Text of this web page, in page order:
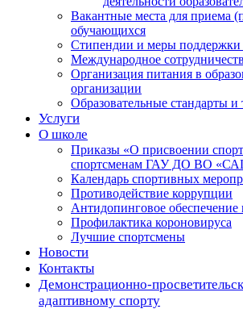
Вакантные места для приема
обучающихся
Стипендии и меры
Международное
Организация питания в
организации
Образовательные стандарты и
Услуги
О школе
Приказы «О присвоении
спортсменам ГАУ ДО ВО
Календарь спортивных
Противодействие коррупции
Антидопинговое обеспечение
Профилактика короновируса
Лучшие спортсмены
Новости
Контакты
Демонстрационно-
адаптивному спорту